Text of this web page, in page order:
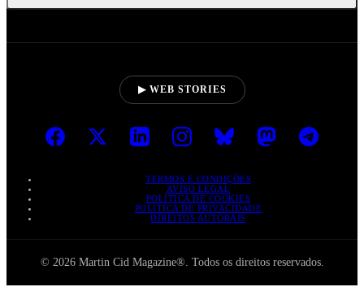
▶ WEB STORIES
TERMOS E CONDIÇÕES
AVISO LEGAL
POLÍTICA DE COOKIES
POLÍTICA DE PRIVACIDADE
DIREITOS AUTORAIS
© 2026 Martin Cid Magazine®. Todos os direitos reservados.